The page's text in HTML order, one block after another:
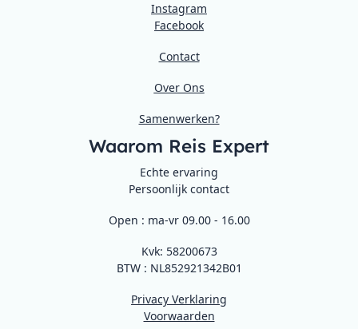
Instagram
Facebook
Contact
Over Ons
Samenwerken?
Waarom Reis Expert
Echte ervaring
Persoonlijk contact
Open : ma-vr 09.00 - 16.00
Kvk: 58200673
BTW : NL852921342B01
Privacy Verklaring
Voorwaarden